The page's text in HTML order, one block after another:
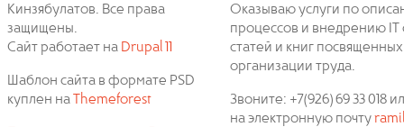
Кинзябулатов. Все права
защищены.
Сайт работает на Drupal 11
Шаблон сайта в формате PSD
куплен на
Themeforest
Оказываю услуги по
процессов и внедрению IT
статей и книг
организации труда.
Звоните: +7(926) 69 33 018
на электронную почту